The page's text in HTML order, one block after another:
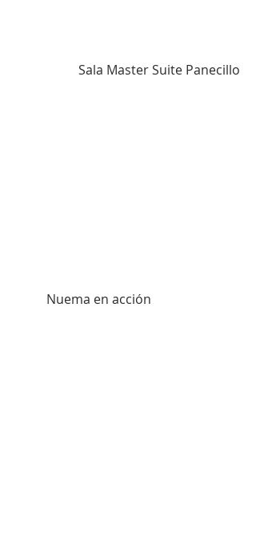
                    Sala Master Suite Panecillo
          Nuema en acción